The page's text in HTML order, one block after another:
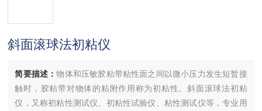
斜面滚球法初粘仪
简要描述：物体和压敏胶粘带粘性面之间以微小压力发生短暂接
触时，胶粘带对物体的粘附作用称为初粘性。斜面滚球法初粘
仪，又称初粘性测试仪、初粘性试验仪、粘性测试仪等，专业用